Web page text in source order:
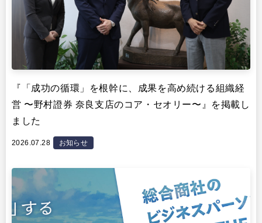
『「成功の循環」を根幹に、成果を高め続ける組織経
営 〜野村證券 奈良支店のコア・セオリー〜』を掲載し
ました
2026.07.28 お知らせ